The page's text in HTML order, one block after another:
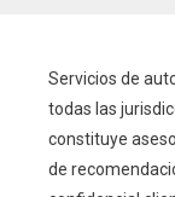
Servicios de
todas las
constituye
de